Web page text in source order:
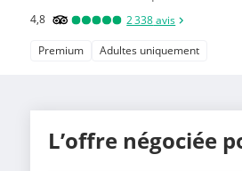
4,8 2 338avis
Premium Adultes uniquement
L’offre négociée